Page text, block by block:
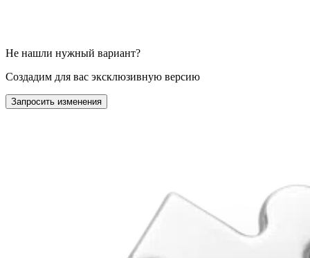
Не нашли нужный вариант?
Создадим для вас эксклюзивную версию
Запросить изменения